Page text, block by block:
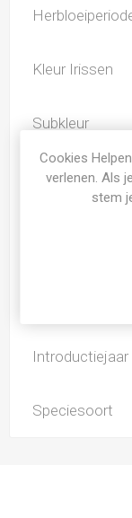
Kleur Irissen
Subkleur
Introductiejaar
Speciesoort
Cookies
verlenen. Als
stem